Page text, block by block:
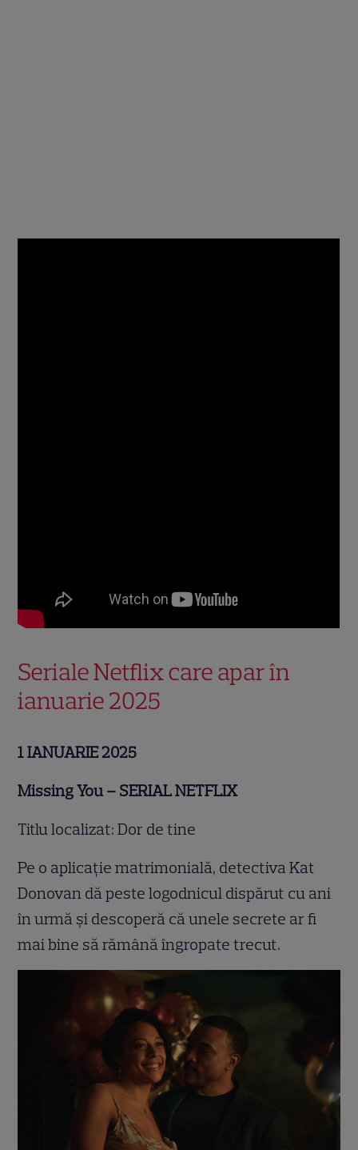
Seriale Netflix care apar în
ianuarie 2025
1 IANUARIE 2025
Missing You – SERIAL NETFLIX
Titlu localizat: Dor de tine
Pe o aplicație matrimonială, detectiva Kat
Donovan dă peste logodnicul dispărut cu ani
în urmă și descoperă că unele secrete ar fi
mai bine să rămână îngropate trecut.